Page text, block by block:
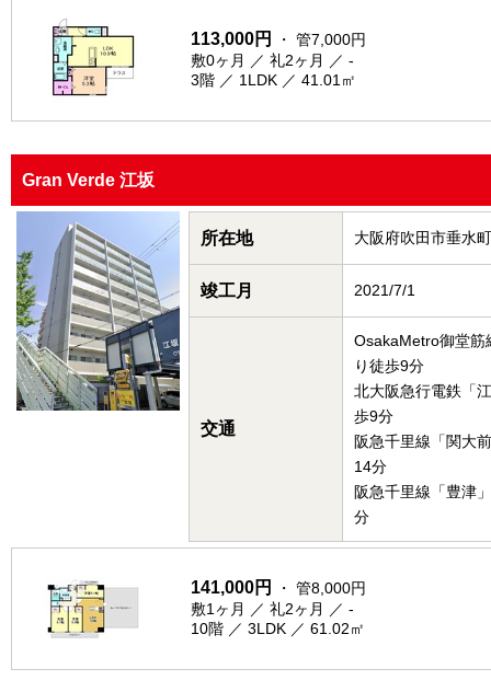
113,000円
・ 管7,000円
敷0ヶ月 ／ 礼2ヶ月 ／ -
3階 ／ 1LDK ／ 41.01㎡
Gran Verde 江坂
所在地 大阪府吹田市垂水町
竣工月 2021/7/1
交通
OsakaMetro御堂筋
り徒歩9分
北大阪急行電鉄「
歩9分
阪急千里線「関大
14分
阪急千里線「豊津
分
141,000円
・ 管8,000円
敷1ヶ月 ／ 礼2ヶ月 ／ -
10階 ／ 3LDK ／ 61.02㎡